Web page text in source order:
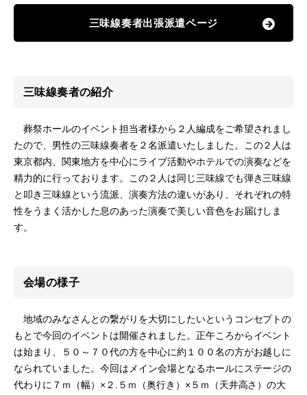
三味線奏者出張派遣ページ
三味線奏者の紹介
葬祭ホールのイベント担当者様から２人編成をご希望されまし
たので、男性の三味線奏者を２名派遣いたしました。この２人は
東京都内、関東地方を中心にライブ活動やホテルでの演奏などを
精力的に行っております。この２人は同じ三味線でも弾き三味線
と叩き三味線という流派、演奏方法の違いがあり、それぞれの特
性をうまく活かした息のあった演奏で美しい音色をお届けしま
す。
会場の様子
地域のみなさんとの繋がりを大切にしたいというコンセプトの
もとで今回のイベントは開催されました。正午ころからイベント
は始まり、５０～７０代の方を中心に約１００名の方がお越しに
なられていました。今回はメイン会場となるホールにステージの
代わりに７ｍ（幅）×２.５ｍ（奥行き）×５ｍ（天井高さ）の大